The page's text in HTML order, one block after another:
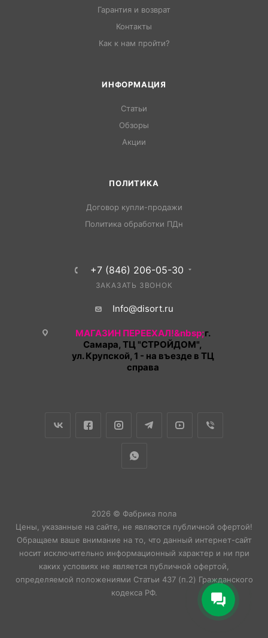
Гарантия и возврат
Контакты
Как к нам пройти?
ИНФОРМАЦИЯ
Статьи
Обзоры
Акции
ПОЛИТИКА
Договор купли-продажи
Политика обработки ПДн
+7 (846) 206-05-30
ЗАКАЗАТЬ ЗВОНОК
Info@disort.ru
МАГАЗИН ПЕРЕЕХАЛ!&nbsp;г.
Самара, ТЦ "СТРОЙДОМ",
ул. Крупской, 1 - на въезде в ТЦ
справа
2026 © Фабрика пола
Цены, указанные на сайте, не являются публичной офертой!
Обращаем ваше внимание на то, что данный интернет-сайт
носит исключительно информационный характер и ни при
каких условиях не является публичной офертой,
определяемой положениями Статьи 437 (п.2) Гражданского
кодекса РФ.